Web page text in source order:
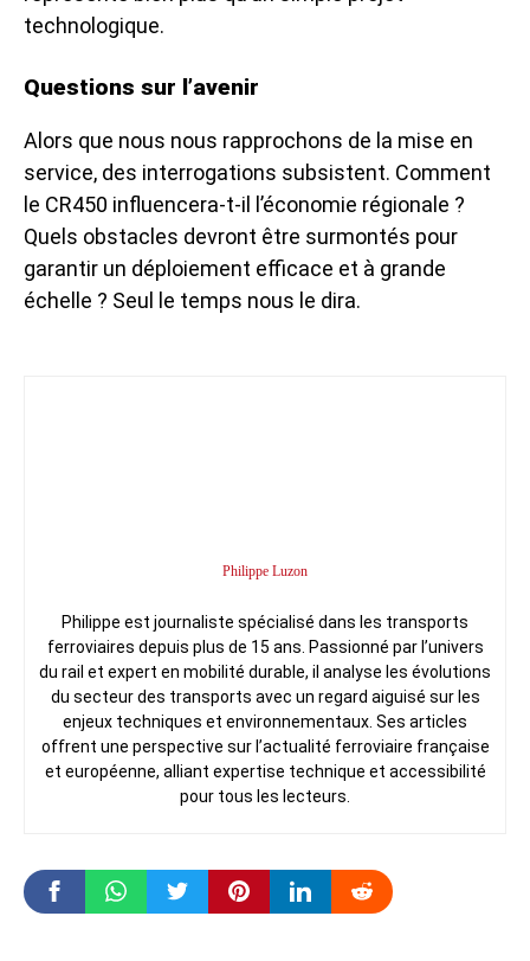
technologique.
Questions sur l’avenir
Alors que nous nous rapprochons de la mise en
service, des interrogations subsistent. Comment
le CR450 influencera-t-il l’économie régionale ?
Quels obstacles devront être surmontés pour
garantir un déploiement efficace et à grande
échelle ? Seul le temps nous le dira.
Philippe Luzon
Philippe est journaliste spécialisé dans les transports
ferroviaires depuis plus de 15 ans. Passionné par l’univers
du rail et expert en mobilité durable, il analyse les évolutions
du secteur des transports avec un regard aiguisé sur les
enjeux techniques et environnementaux. Ses articles
offrent une perspective sur l’actualité ferroviaire française
et européenne, alliant expertise technique et accessibilité
pour tous les lecteurs.